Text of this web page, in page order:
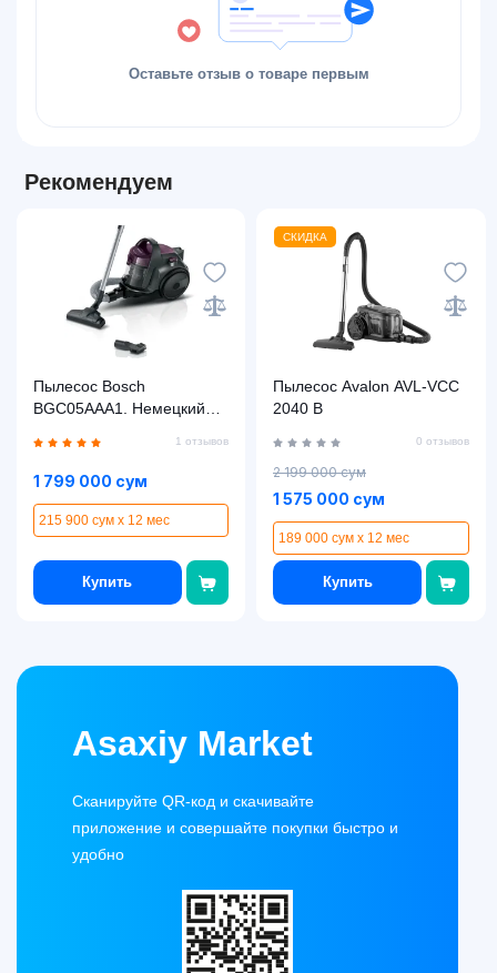
Оставьте отзыв о товаре первым
Рекомендуем
Пылесос Bosch
BGC05AAA1. Немецкий
1 отзывов
1 799 000 сум
215 900 сум x 12 мес
Купить
СКИДКА
Пылесос Avalon AVL-VCC
2040 B
0 отзывов
2 199 000 сум
1 575 000 сум
189 000 сум x 12 мес
Купить
Asaxiy Market
Сканируйте QR-код и скачивайте
приложение и совершайте покупки быстро и
удобно